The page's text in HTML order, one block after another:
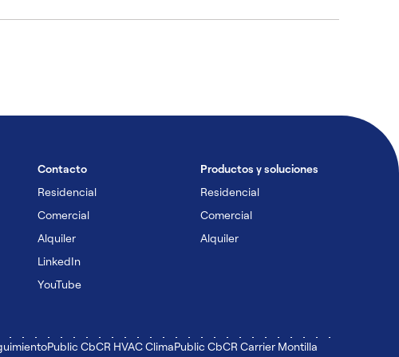
Contacto
Residencial
Comercial
Alquiler
LinkedIn
YouTube
Productos y soluciones
Residencial
Comercial
Alquiler
Public CbCR HVAC ClimaPublic CbCR Carrier Montilla